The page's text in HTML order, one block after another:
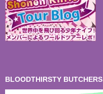
BLOODTHIRSTY BUTCHERS